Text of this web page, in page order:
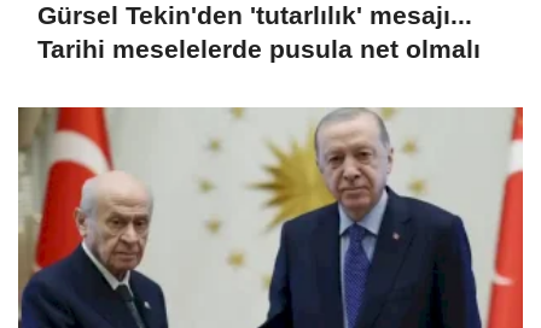
Gürsel Tekin'den 'tutarlılık' mesajı...
Tarihi meselelerde pusula net olmalı